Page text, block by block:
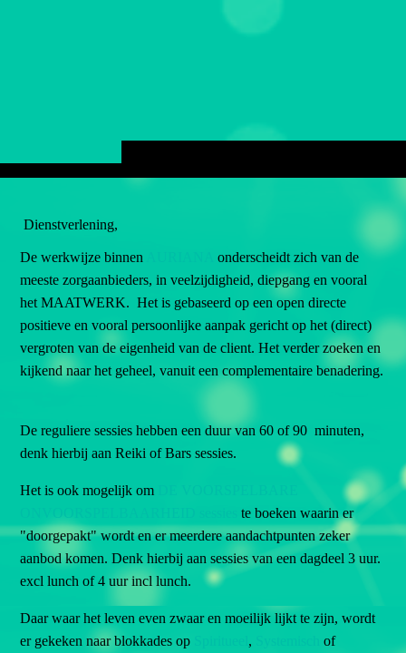
Dienstverlening,
De werkwijze binnen
onderscheidt zich van de
meeste zorgaanbieders, in veelzijdigheid, diepgang en vooral
het MAATWERK. Het is gebaseerd op een open directe
positieve en vooral persoonlijke aanpak gericht op het (direct)
vergroten van de eigenheid van de client. Het verder zoeken en
kijkend naar het geheel, vanuit een complementaire benadering.
De reguliere sessies hebben een duur van 60 of 90 minuten,
denk hierbij aan Reiki of Bars sessies.
Het is ook mogelijk om
ONVOORSPELBAARHEID sessieste boeken waarin er
"doorgepakt" wordt en er meerdere aandachtpunten zeker
aanbod komen. Denk hierbij aan sessies van een dagdeel 3 uur.
excl lunch of 4 uur incl lunch.
Daar waar het leven even zwaar en moeilijk lijkt te zijn, wordt
er gekeken naar blokkades op
, of